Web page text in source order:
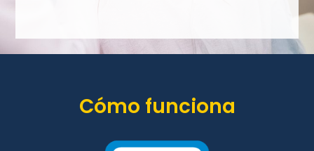
Cómo funciona